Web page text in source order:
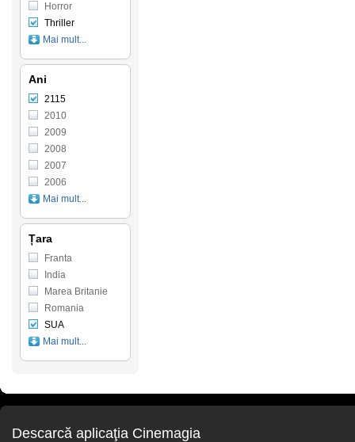
Horror
Thriller
Mai mult...
Ani
2115
2010
2009
2008
2007
2006
Mai mult...
Țara
Franta
India
Marea Britanie
Romania
SUA
Mai mult...
Descarcă aplicaţia Cinemagia